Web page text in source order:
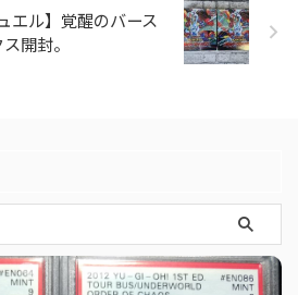
エル】覚醒のバース
開封。